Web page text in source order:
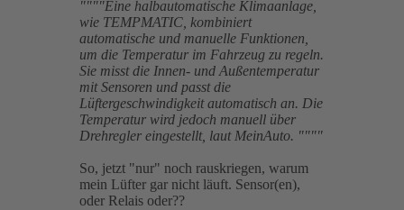
""""Eine halbautomatische Klimaanlage,
wie TEMPMATIC, kombiniert
automatische und manuelle Funktionen,
um die Temperatur im Fahrzeug zu regeln.
Sie misst die Innen- und Außentemperatur
mit Sensoren und passt die
Lüftergeschwindigkeit automatisch an. Die
Temperatur wird jedoch manuell über
Drehregler eingestellt, laut MeinAuto. """"
So, jetzt "nur" noch rauskriegen, warum
mein Lüfter gar nicht läuft. Sensor(en),
oder Relais oder??